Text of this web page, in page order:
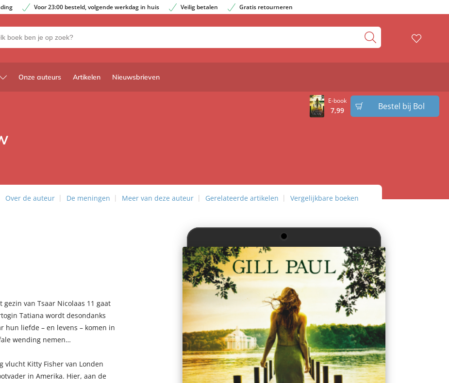
Voor 23:00 besteld, volgende werkdag in huis Veilig betalen Gratis retourneren
Onze auteurs Artikelen Nieuwsbrieven
E-book
7,99 Bestel bij Bol
Over de auteur De meningen Meer van deze auteur Gerelateerde artikelen Vergelijkbare boeken
van Tsaar Nicolaas 11 gaat
Tatiana wordt desondanks
hun liefde – en levens – komen in
wending nemen…
vlucht Kitty Fisher van Londen
in Amerika. Hier, aan de